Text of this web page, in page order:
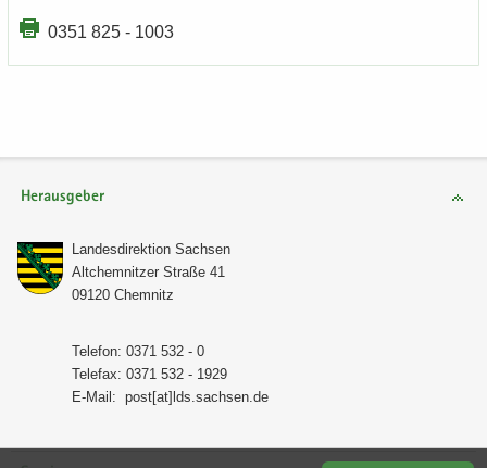
0351 825 - 1003
Herausgeber
Lan­des­di­rek­ti­on Sach­sen
Alt­chem­nit­zer Stra­ße 41
09120 Chem­nitz
Te­le­fon: 0371 532 - 0
Te­le­fax: 0371 532 - 1929
E-​Mail: post[at]lds.sach­sen.de